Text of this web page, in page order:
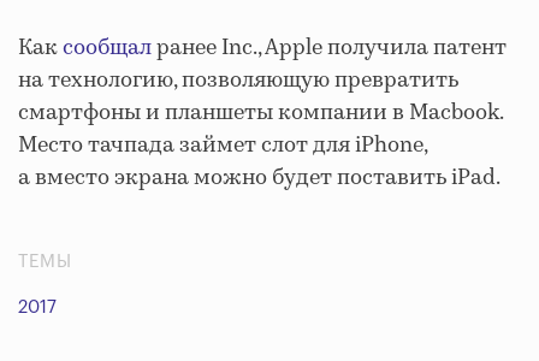
Каксообщалранее Inc., Apple получила патент
на технологию, позволяющую превратить
смартфоны и планшеты компании в Macbook.
Место тачпада займет слот для iPhone,
а вместо экрана можно будет поставить iPad.
ТЕМЫ
2017